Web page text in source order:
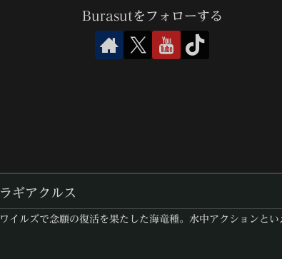
Burasutをフォローする
ラギアクルス
ワイルズで念願の復活を果たした海竜種。水中アクションとい